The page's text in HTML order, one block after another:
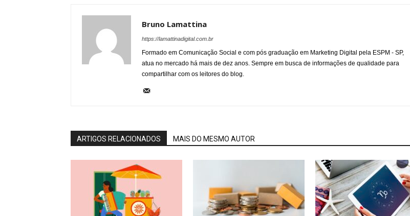
Bruno Lamattina
https://lamattinadigital.com.br
Formado em Comunicação Social e com pós graduação em Marketing Digital pela ESPM - SP,
atua no mercado há mais de dez anos. Sempre em busca de informações de qualidade para
compartilhar com os leitores do blog.
ARTIGOS RELACIONADOS MAIS DO MESMO AUTOR